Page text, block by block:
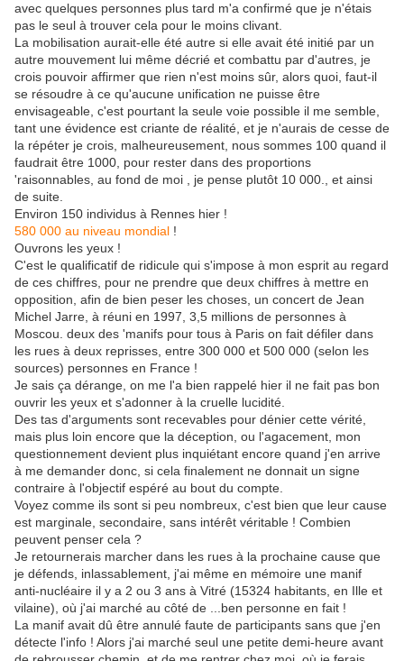
avec quelques personnes plus tard m'a confirmé que je n'étais
pas le seul à trouver cela pour le moins clivant.
La mobilisation aurait-elle été autre si elle avait été initié par un
autre mouvement lui même décrié et combattu par d'autres, je
crois pouvoir affirmer que rien n'est moins sûr, alors quoi, faut-il
se résoudre à ce qu'aucune unification ne puisse être
envisageable, c'est pourtant la seule voie possible il me semble,
tant une évidence est criante de réalité, et je n'aurais de cesse de
la répéter je crois, malheureusement, nous sommes 100 quand il
faudrait être 1000, pour rester dans des proportions
'raisonnables, au fond de moi , je pense plutôt 10 000., et ainsi
de suite.
Environ 150 individus à Rennes hier !
580 000 au niveau mondial !
Ouvrons les yeux !
C'est le qualificatif de ridicule qui s'impose à mon esprit au regard
de ces chiffres, pour ne prendre que deux chiffres à mettre en
opposition, afin de bien peser les choses, un concert de Jean
Michel Jarre, à réuni en 1997, 3,5 millions de personnes à
Moscou. deux des 'manifs pour tous à Paris on fait défiler dans
les rues à deux reprisses, entre 300 000 et 500 000 (selon les
sources) personnes en France !
Je sais ça dérange, on me l'a bien rappelé hier il ne fait pas bon
ouvrir les yeux et s'adonner à la cruelle lucidité.
Des tas d'arguments sont recevables pour dénier cette vérité,
mais plus loin encore que la déception, ou l'agacement, mon
questionnement devient plus inquiétant encore quand j'en arrive
à me demander donc, si cela finalement ne donnait un signe
contraire à l'objectif espéré au bout du compte.
Voyez comme ils sont si peu nombreux, c'est bien que leur cause
est marginale, secondaire, sans intérêt véritable ! Combien
peuvent penser cela ?
Je retournerais marcher dans les rues à la prochaine cause que
je défends, inlassablement, j'ai même en mémoire une manif
anti-nucléaire il y a 2 ou 3 ans à Vitré (15324 habitants, en Ille et
vilaine), où j'ai marché au côté de ...ben personne en fait !
La manif avait dû être annulé faute de participants sans que j'en
détecte l'info ! Alors j'ai marché seul une petite demi-heure avant